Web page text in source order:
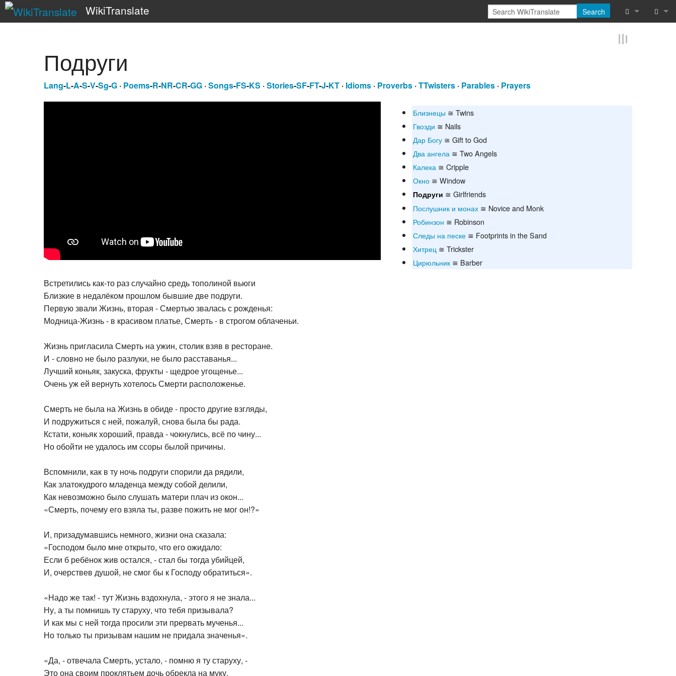
WikiTranslate Search
Подруги
Lang-L -A-S-V-Sg-G · Poems-R-NR-CR-GG ·Songs-FS-KS ·Stories-SF-FT-J-KT · Idioms · Proverbs ·TTwisters · Parables · Prayers
Близнецы ≅ Twins
Гвозди ≅ Nails
Дар Богу ≅ Gift to God
Два ангела ≅ Two Angels
Калека ≅ Cripple
Окно ≅ Window
Подруги ≅ Girlfriends
Послушник и монах ≅ Novice and Monk
Робинзон ≅ Robinson
Следы на песке ≅ Footprints in the Sand
Хитрец ≅ Trickster
Цирюльник ≅ Barber
Встретились как-то раз случайно cредь тополиной вьюги
Близкие в недалёком прошлом бывшие две подруги.
Первую звали Жизнь, вторая - Смертью звалась с рожденья:
Модница-Жизнь - в красивом платье, Смерть - в строгом облаченьи.
Жизнь пригласила Смерть на ужин, столик взяв в ресторане.
И - словно не было разлуки, не было расставанья...
Лучший коньяк, закуска, фрукты - щедрое угощенье...
Очень уж ей вернуть хотелось Смерти расположенье.
Смерть не была на Жизнь в обиде - просто другие взгляды,
И подружиться с ней, пожалуй, снова была бы рада.
Кстати, коньяк хороший, правда - чокнулись, всё по чину...
Но обойти не удалось им ссоры былой причины.
Вспомнили, как в ту ночь подруги спорили да рядили,
Как златокудрого младенца между собой делили,
Как невозможно было слушать матери плач из окон...
«Смерть, почему его взяла ты, разве пожить не мог он!?»
И, призадумавшись немного, жизни она сказала:
«Господом было мне открыто, что его ожидало:
Если б ребёнок жив остался, - стал бы тогда убийцей,
И, очерствев душой, не смог бы к Господу обратиться».
«Надо же так! - тут Жизнь вздохнула, - этого я не знала...
Ну, а ты помнишь ту старуху, что тебя призывала?
И как мы с ней тогда просили эти прервать мученья...
Но только ты призывам нашим не придала значенья».
«Да, - отвечала Смерть, устало, - помню я ту старуху, -
Это она своим проклятьем дочь обрекла на муку.